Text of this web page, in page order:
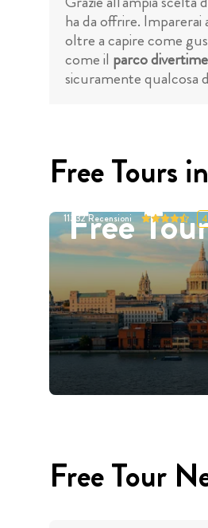
ha da offrire. Imparerai
oltre a capire come
come il parco
sicuramente qualcosa
Free Tours
Free
11332Recensioni
Free Tour